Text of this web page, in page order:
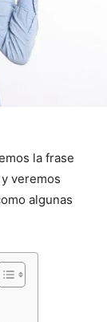
la frase
veremos
algunas